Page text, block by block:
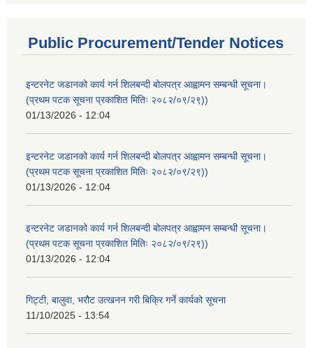
Public Procurement/Tender Notices
इन्टरनेट जडानको कार्य गर्न शिलबन्दी बोलपत्र आह्वामन सम्बन्धी सूचना।
(प्रथम पटक सूचना प्रकाशित मितिः २०८२/०९/२९))
01/13/2026 - 12:04
इन्टरनेट जडानको कार्य गर्न शिलबन्दी बोलपत्र आह्वामन सम्बन्धी सूचना।
(प्रथम पटक सूचना प्रकाशित मितिः २०८२/०९/२९))
01/13/2026 - 12:04
इन्टरनेट जडानको कार्य गर्न शिलबन्दी बोलपत्र आह्वामन सम्बन्धी सूचना।
(प्रथम पटक सूचना प्रकाशित मितिः २०८२/०९/२९))
01/13/2026 - 12:04
गिट्टी, बालुवा, भरौट उत्खनन गरी बिक्रि गर्ने कार्यको सूचना
11/10/2025 - 13:54